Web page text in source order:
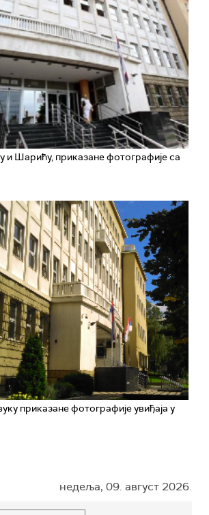
и Шарићу, приказанe фотографије са
приказане фотографије увиђаја у
недеља, 09. август 2026.